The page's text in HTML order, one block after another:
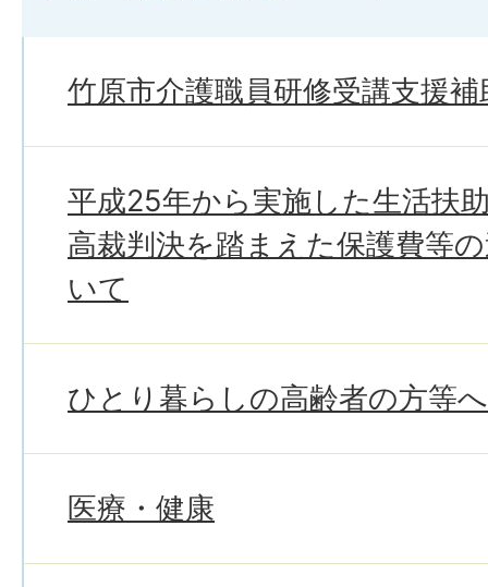
竹原市介護職員研修受講支援
平成25年から実施した生活扶
高裁判決を踏まえた保護費等
いて
ひとり暮らしの高齢者の方等
医療・健康